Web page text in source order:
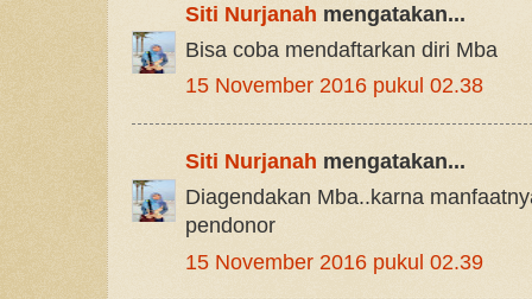
Siti Nurjanah mengatakan...
Bisa coba mendaftarkan diri Mba
15 November 2016 pukul 02.38
Siti Nurjanah mengatakan...
Diagendakan Mba..karna
pendonor
15 November 2016 pukul 02.39